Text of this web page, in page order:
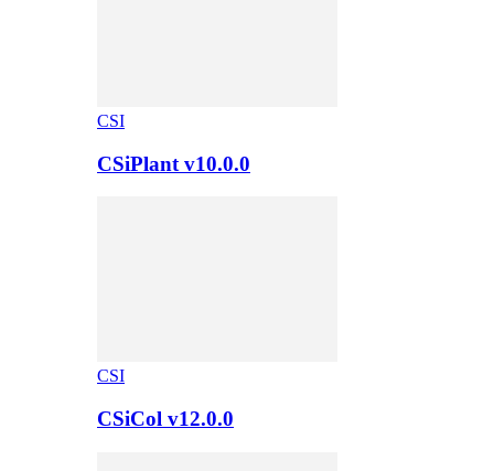
CSI
CSiPlant v10.0.0
CSI
CSiCol v12.0.0